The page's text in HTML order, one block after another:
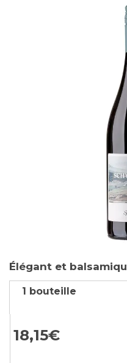
to
the
of
the
images
Élégant et
1 bouteille
18,15€